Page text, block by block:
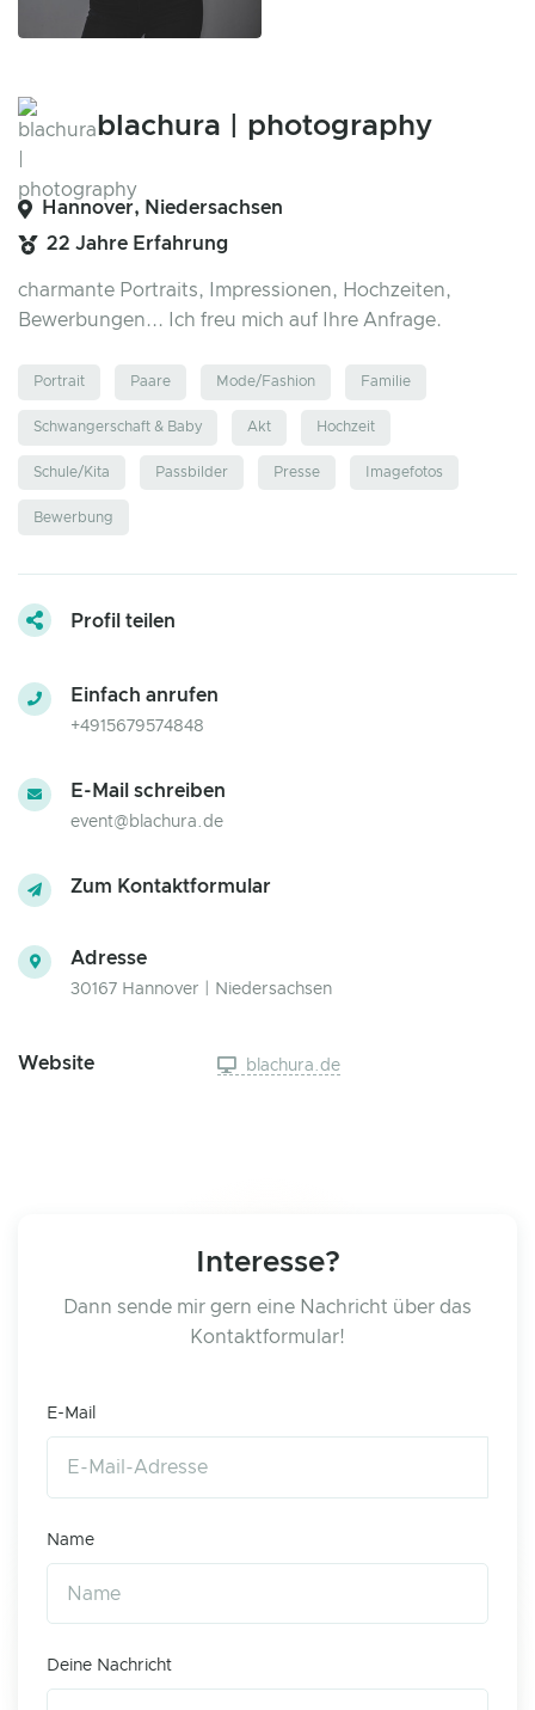
blachura | photography
Hannover, Niedersachsen
22 Jahre Erfahrung
charmante Portraits, Impressionen, Hochzeiten,
Bewerbungen... Ich freu mich auf Ihre Anfrage.
Portrait Paare Mode/Fashion Familie
Schwangerschaft & Baby Akt Hochzeit
Schule/Kita Passbilder Presse Imagefotos
Bewerbung
Profil teilen
Einfach anrufen
+4915679574848
E-Mail schreiben
event@blachura.de
Zum Kontaktformular
Adresse
30167 Hannover | Niedersachsen
Website blachura.de
Interesse?
Dann sende mir gern eine Nachricht über das
Kontaktformular!
E-Mail
Name
Deine Nachricht